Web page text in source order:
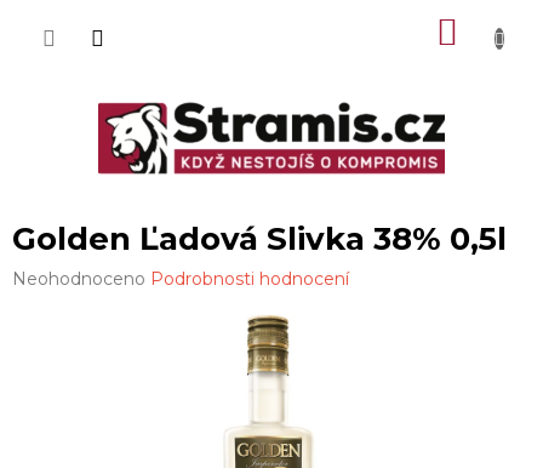
Golden Ľadová Slivka 38% 0,5l
Průměrné
Neohodnoceno Podrobnosti hodnocení